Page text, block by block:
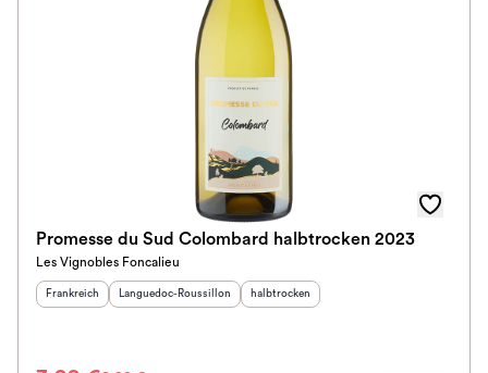
Promesse du Sud Colombard halbtrocken 2023
Les Vignobles Foncalieu
Herkunftsland
Frankreich Herkunftsregion:
Languedoc-Roussillon Geschmack:
halbtrocken